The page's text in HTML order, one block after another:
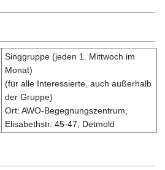
Singgruppe (jeden 1. Mittwoch im
Monat)
(für alle Interessierte, auch außerhalb
der Gruppe)
Ort: AWO-Begegnungszentrum,
Elisabethstr. 45-47, Detmold